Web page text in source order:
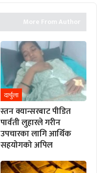
More From Author
दार्चुला
स्तन क्यान्सरबाट पीडित
पार्वती लुहारले गरीन
उपचारका लागि आर्थिक
सहयोगको अपिल